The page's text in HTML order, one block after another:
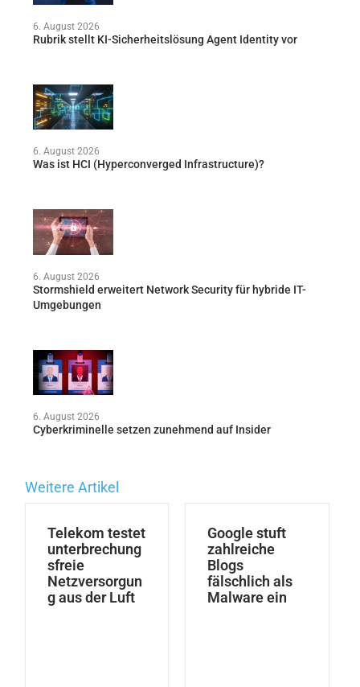
6. August 2026
Rubrik stellt KI-Sicherheitslösung Agent Identity vor
6. August 2026
Was ist HCI (Hyperconverged Infrastructure)?
6. August 2026
Stormshield erweitert Network Security für hybride IT-
Umgebungen
6. August 2026
Cyberkriminelle setzen zunehmend auf Insider
Weitere Artikel
Telekom testet
unterbrechung
sfreie
Netzversorgun
g aus der Luft
Google stuft
zahlreiche
Blogs
fälschlich als
Malware ein